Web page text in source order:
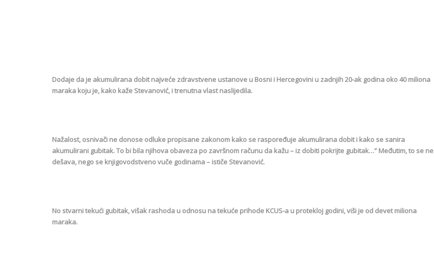
Dodaje da je akumulirana dobit najveće zdravstvene ustanove u Bosni i Hercegovini u zadnjih 20-ak godina oko 40 miliona
maraka koju je, kako kaže Stevanović, i trenutna vlast naslijedila.
Nažalost, osnivači ne donose odluke propisane zakonom kako se raspoređuje akumulirana dobit i kako se sanira
akumulirani gubitak. To bi bila njihova obaveza po završnom računu da kažu – iz dobiti pokrijte gubitak…” Međutim, to se ne
dešava, nego se knjigovodstveno vuče godinama – ističe Stevanović.
No stvarni tekući gubitak, višak rashoda u odnosu na tekuće prihode KCUS-a u protekloj godini, viši je od devet miliona
maraka.